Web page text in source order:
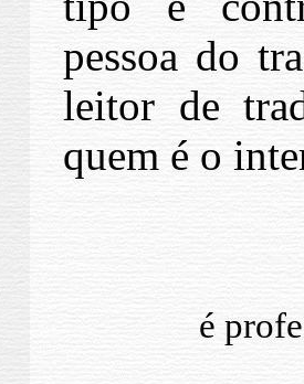
pessoa do
leitor de
quem é o
é